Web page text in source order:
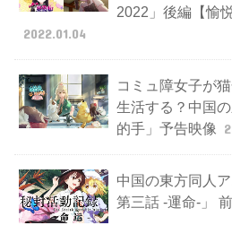
2022」後編【愉
2022.01.04
コミュ障女子が
生活する？中国
的手」予告映像
中国の東方同人
第三話 -運命-」